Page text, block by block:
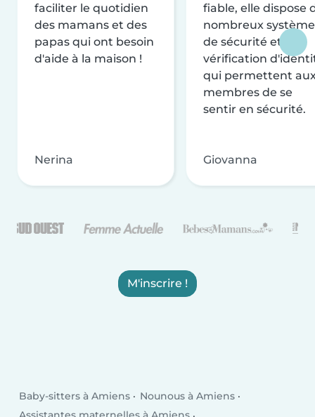
faciliter le quotidien
des mamans et des
papas qui ont besoin
d'aide à la maison !
Nerina
fiable, elle dispose
nombreux
de sécurité et de
vérification
qui permettent
membres de se
sentir en sécurité.
Giovanna
M'inscrire !
Baby-sitters à Amiens
Nounous à Amiens